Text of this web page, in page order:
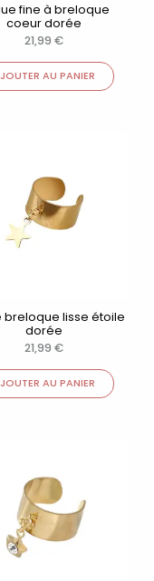
fine à breloque
coeur dorée
21,99 €
AU PANIER
breloque lisse étoile
dorée
21,99 €
AU PANIER